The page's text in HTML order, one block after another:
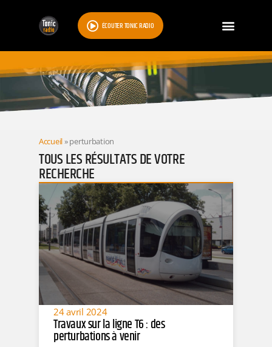
ÉCOUTER TONIC RADIO
RESULTATS
Accueil»perturbation
TOUS LES RÉSULTATS DE VOTRE
RECHERCHE
24 avril 2024
Travaux sur la ligne T6 : des
perturbations à venir